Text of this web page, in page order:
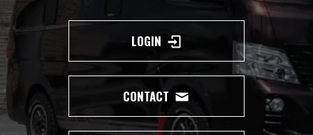
LOGIN
CONTACT